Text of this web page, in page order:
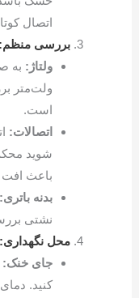
اتصال
بررسی منظم:
ولتاژ: به
است.
اتصالات:
شوید
باعث افت
بدنه باتری:
نشتی
محل نگهداری:
جای خنک:
کنید.